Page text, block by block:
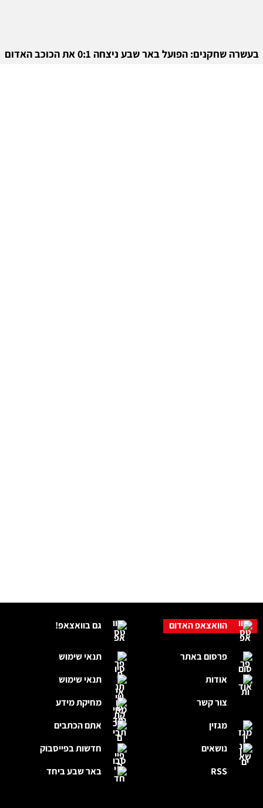
בעשרה שחקנים: הפועל באר שבע ניצחה 0:1 את הכוכב האדום
גם בוואצאפ!
תנאי שימוש
תנאי שימוש
מחיקת מידע
אתם הכתבים
חדשות בפייסבוק
באר שבע ביחד
הוואצאפ האדום
פרסום באתר
אודות
צור קשר
מגזין
נושאים
RSS